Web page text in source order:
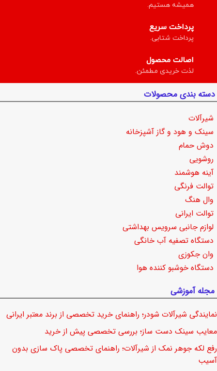
همیشه هستیم.
پرداخت سریع
پرداخت شتابی.
اصالت محصول
لذت خریدی مطمئن.
دسته بندی محصولات
شیرآلات
سینک و هود و گاز آشپزخانه
دوش حمام
روشویی
آینه هوشمند
توالت فرنگی
وال هنگ
توالت ایرانی
لوازم جانبی سرویس بهداشتی
دستگاه تصفیه آب خانگی
وان جکوزی
دستگاه خوشبو کننده هوا
مجله آموزشی
نمایندگی شیرآلات شودر؛ راهنمای خرید تخصصی از برند معتبر ایرانی
معایب سینک دست ساز؛ بررسی تخصصی پیش از خرید
رفع لکه جوهر نمک از شیرآلات؛ راهنمای تخصصی پاک سازی بدون
آسیب